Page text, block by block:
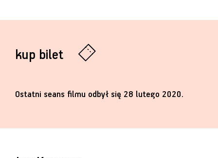
kup bilet
Ostatni seans filmu odbył się 28 lutego 2020.